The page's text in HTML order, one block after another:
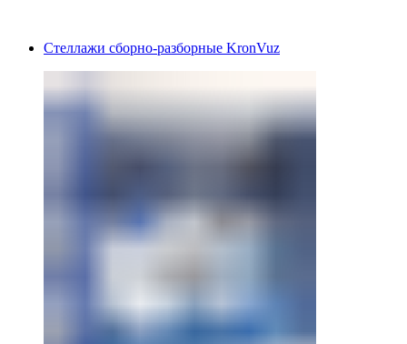
Стеллажи сборно-разборные KronVuz